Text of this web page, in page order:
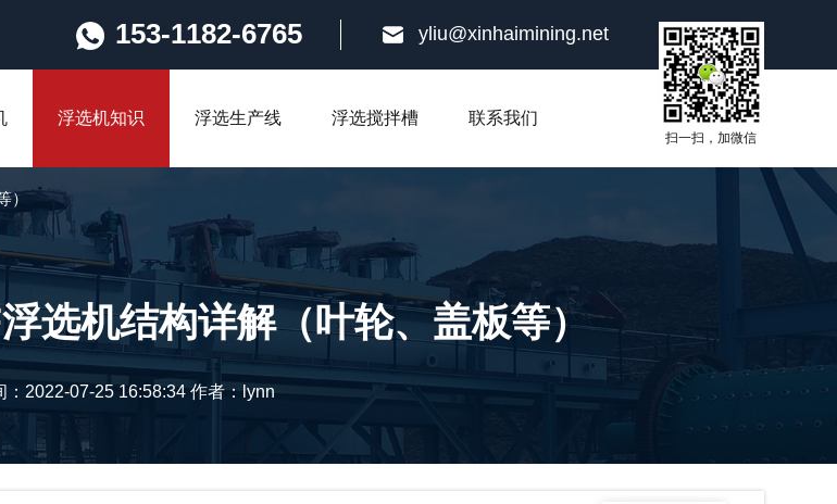
153-1182-6765 yliu@xinhaimining.net
扫一扫，加微信
浮选机知识 浮选生产线 浮选搅拌槽 联系我们
）
选机结构详解（叶轮、盖板等）
：2022-07-25 16:58:34 作者：lynn